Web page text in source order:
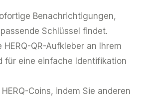
Benachrichtigungen,
Schlüssel findet.
HERQ-QR-Aufkleber an Ihrem
für eine einfache Identifikation
Coins, indem Sie anderen